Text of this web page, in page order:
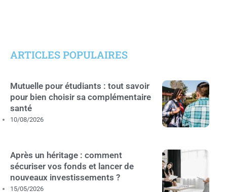
ARTICLES POPULAIRES
Mutuelle pour étudiants : tout savoir
pour bien choisir sa complémentaire
santé
10/08/2026
Après un héritage : comment
sécuriser vos fonds et lancer de
nouveaux investissements ?
15/05/2026